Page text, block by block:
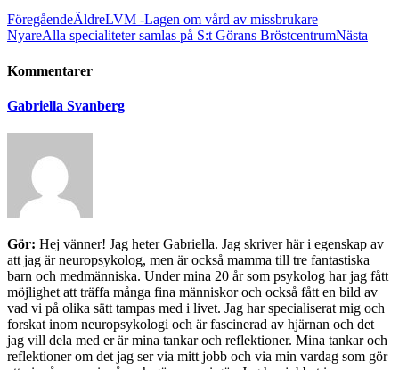
FöregåendeÄldreLVM -Lagen om vård av missbrukare
NyareAlla specialiteter samlas på S:t Görans BröstcentrumNästa
Kommentarer
Gabriella Svanberg
Gör: Hej vänner! Jag heter Gabriella. Jag skriver här i egenskap av
att jag är neuropsykolog, men är också mamma till tre fantastiska
barn och medmänniska. Under mina 20 år som psykolog har jag fått
möjlighet att träffa många fina människor och också fått en bild av
vad vi på olika sätt tampas med i livet. Jag har specialiserat mig och
forskat inom neuropsykologi och är fascinerad av hjärnan och det
jag vill dela med er är mina tankar och reflektioner. Mina tankar och
reflektioner om det jag ser via mitt jobb och via min vardag som gör